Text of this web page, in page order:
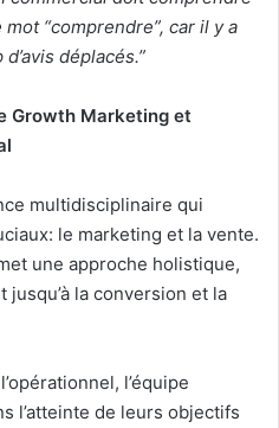
“comprendre”, car il y a
déplacés.”
Growth Marketing et
multidisciplinaire qui
le marketing et la vente.
une approche holistique,
jusqu’à la conversion et la
l’équipe
l’atteinte de leurs objectifs